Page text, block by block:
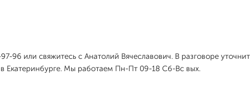
96 или свяжитесь с Анатолий Вячеславович. В разговоре
Екатеринбурге. Мы работаем Пн-Пт 09-18 Сб-Вс вых.